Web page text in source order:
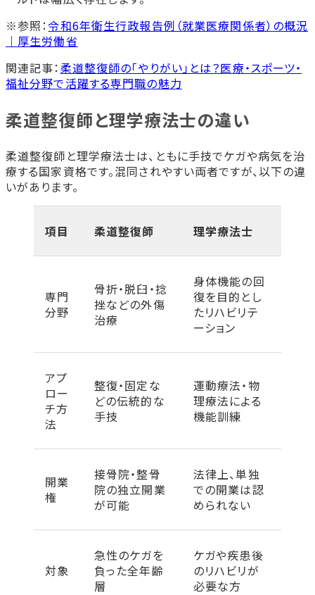
※参照：令和6年衛生行政報告例（就業医療関係者）の概況
｜厚生労働省
関連記事：柔道整復師の「やりがい」とは？医療・スポーツ・
福祉分野で活躍する専門職の魅力
柔道整復師と理学療法士の違い
柔道整復師と理学療法士は、ともに手技でケガや病気を治
療する国家資格です。混同されやすい両者ですが、以下の違
いがあります。
項目 柔道整復師 理学療法士
専門
分野
骨折・脱臼・捻
挫などの外傷
治療
身体機能の回
復を目的とし
たリハビリテ
ーション
アプ
ロー
チ方
法
整復・固定な
どの伝統的な
手技
運動療法・物
理療法による
機能訓練
開業
権
接骨院・整骨
院の独立開業
が可能
法律上、単独
での開業は認
められない
対象
急性のケガを
負った全年齢
層
ケガや疾患後
のリハビリが
必要な方